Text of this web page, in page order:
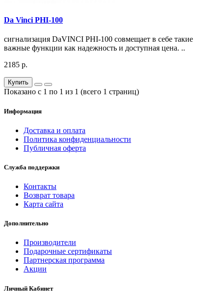
Da Vinci PHI-100
сигнализация DaVINCI PHI-100 совмещает в себе такие
важные функции как надежность и доступная цена. ..
2185 р.
Купить
Показано с 1 по 1 из 1 (всего 1 страниц)
Информация
Доставка и оплата
Политика конфиденциальности
Публичная оферта
Служба поддержки
Контакты
Возврат товара
Карта сайта
Дополнительно
Производители
Подарочные сертификаты
Партнерская программа
Акции
Личный Кабинет